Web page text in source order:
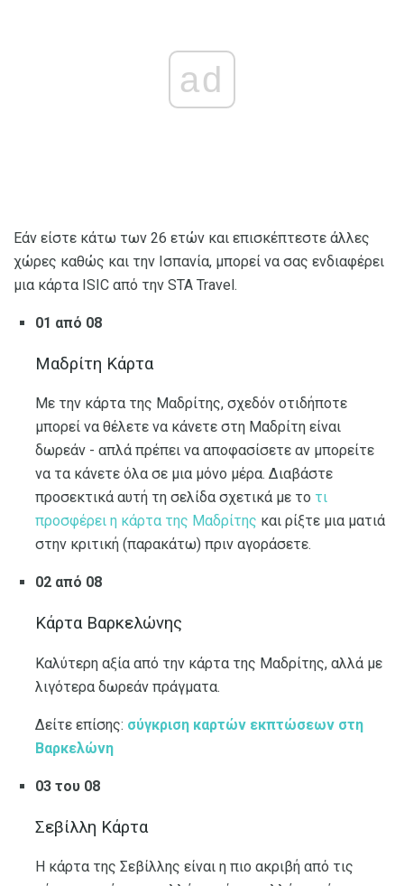
ad
Εάν είστε κάτω των 26 ετών και επισκέπτεστε άλλες
χώρες καθώς και την Ισπανία, μπορεί να σας ενδιαφέρει
μια κάρτα ISIC από την STA Travel.
01 από 08
Μαδρίτη Κάρτα
Με την κάρτα της Μαδρίτης, σχεδόν οτιδήποτε
μπορεί να θέλετε να κάνετε στη Μαδρίτη είναι
δωρεάν - απλά πρέπει να αποφασίσετε αν μπορείτε
να τα κάνετε όλα σε μια μόνο μέρα. Διαβάστε
προσεκτικά αυτή τη σελίδα σχετικά με το τι
προσφέρει η κάρτα της Μαδρίτης και ρίξτε μια ματιά
στην κριτική (παρακάτω) πριν αγοράσετε.
02 από 08
Κάρτα Βαρκελώνης
Καλύτερη αξία από την κάρτα της Μαδρίτης, αλλά με
λιγότερα δωρεάν πράγματα.
Δείτε επίσης: σύγκριση καρτών εκπτώσεων στη
Βαρκελώνη
03 του 08
Σεβίλλη Κάρτα
Η κάρτα της Σεβίλλης είναι η πιο ακριβή από τις